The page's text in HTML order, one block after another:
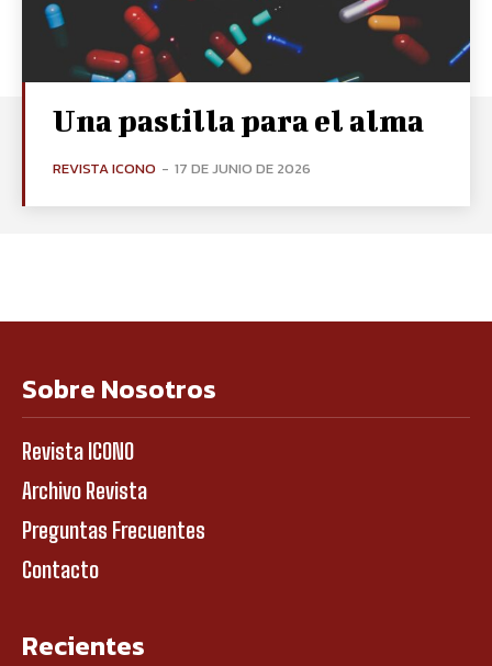
Una pastilla para el alma
REVISTA ICONO - 17 DE JUNIO DE 2026
Sobre Nosotros
Revista ICONO
Archivo Revista
Preguntas Frecuentes
Contacto
Recientes